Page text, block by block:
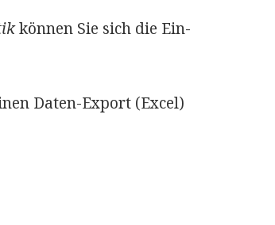
können Sie sich die Ein-
Daten-Export (Excel)